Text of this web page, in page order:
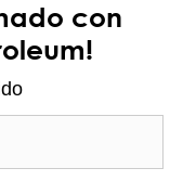
con